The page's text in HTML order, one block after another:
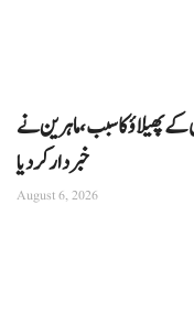
پھیلاؤ کا سبب، ماہرین نے
خبردار کر دیا
August 6, 2026